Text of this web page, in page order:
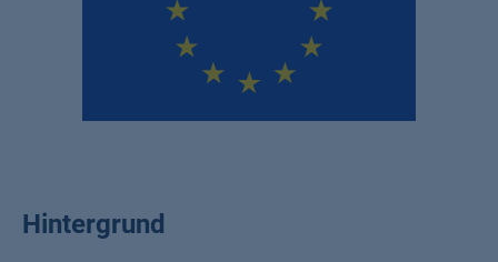
Hintergrund